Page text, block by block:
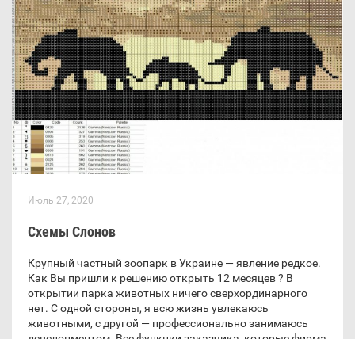
Июль 27, 2020
Схемы Слонов
Крупный частный зоопарк в Украине — явление редкое.
Как Вы пришли к решению открыть 12 месяцев ? В
открытии парка животных ничего сверхординарного
нет. С одной стороны, я всю жизнь увлекаюсь
животными, с другой — профессионально занимаюсь